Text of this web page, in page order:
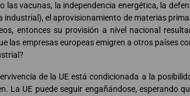
vacunas, la independencia energética, la
el aprovisionamiento de materias
entonces su provisión a nivel nacional
las empresas europeas emigren a otros países
de la UE está condicionada a la
La UE puede seguir engañándose, esperando